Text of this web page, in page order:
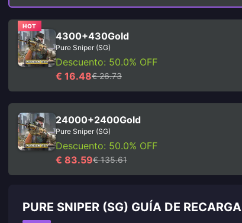
HOT
4300+430Gold
Pure Sniper (SG)
Descuento: 50.0% OFF
€ 16.48€ 26.73
24000+2400Gold
Pure Sniper (SG)
Descuento: 50.0% OFF
€ 83.59€ 135.61
PURE SNIPER (SG) GUÍA DE RECARGA